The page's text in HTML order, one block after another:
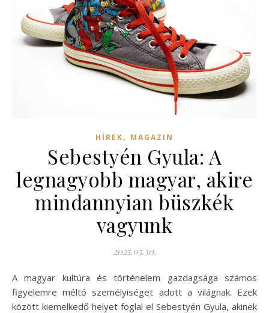
HÍREK, MAGAZIN
Sebestyén Gyula: A
legnagyobb magyar, akire
mindannyian büszkék
vagyunk
2025.05.30.
A magyar kultúra és történelem gazdagsága számos
figyelemre méltó személyiséget adott a világnak. Ezek
között kiemelkedő helyet foglal el Sebestyén Gyula, akinek